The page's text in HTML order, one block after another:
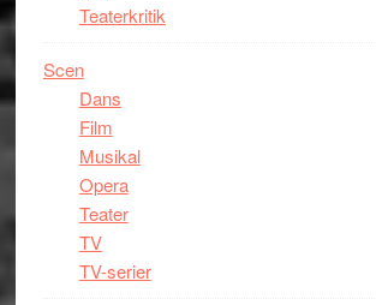
Teaterkritik
Scen
Dans
Film
Musikal
Opera
Teater
TV
TV-serier